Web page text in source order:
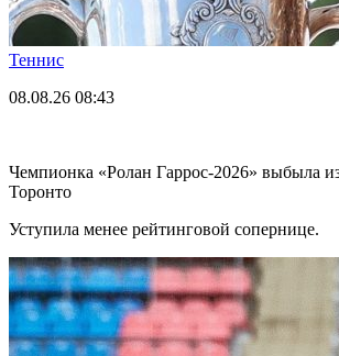
Теннис
08.08.26 08:43
Чемпионка «Ролан Гаррос-2026» выбыла
Торонто
Уступила менее рейтинговой сопернице.